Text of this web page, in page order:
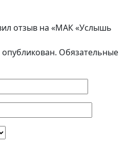
отзыв на «МАК «Услышь
Обязательные